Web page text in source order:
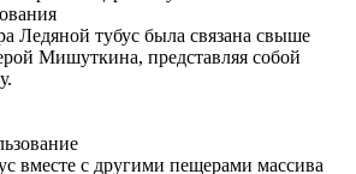
Ледяной тубус была связана свыше
Мишуткина, представляя собой
вместе с другими пещерами массива